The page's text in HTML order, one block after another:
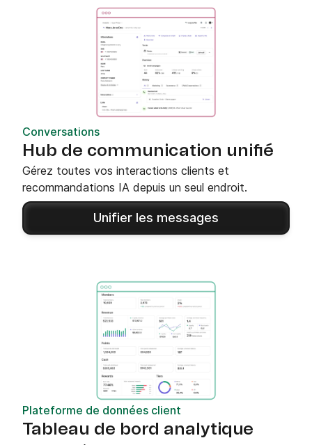
Conversations
Hub de communication unifié
Gérez toutes vos interactions clients et
recommandations IA depuis un seul endroit.
Unifier les messages
Plateforme de données client
Tableau de bord analytique